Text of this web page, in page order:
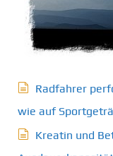
Radfahrer
wie auf
Kreatin und